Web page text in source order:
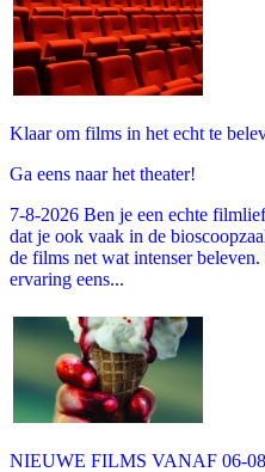
Klaar om films in het echt te
Ga eens naar het theater!
7-8-2026 Ben je een echte
dat je ook vaak in de
de films net wat intenser
ervaring eens...
NIEUWE FILMS VANAF 06-